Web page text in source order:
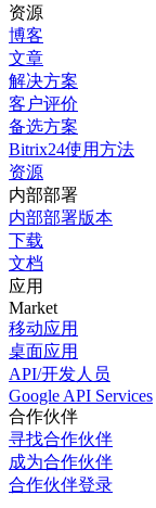
资源
博客
文章
解决方案
客户评价
备选方案
Bitrix24使用方法
资源
内部部署
内部部署版本
下载
文档
应用
Market
移动应用
桌面应用
API/开发人员
Google API Services
合作伙伴
寻找合作伙伴
成为合作伙伴
合作伙伴登录